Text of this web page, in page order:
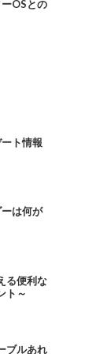
OSとの
ト情報
は何が
る便利な
ト～
ブルあれ